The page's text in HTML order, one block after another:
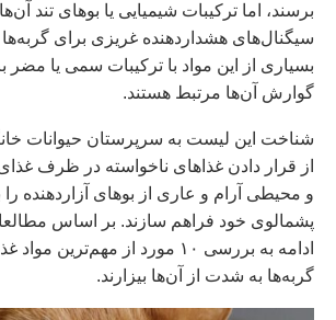
برسند، اما ترکیبات شیمیایی یا بوهای تند
سیگنال‌های هشداردهنده غریزی برای گربه‌ها
بسیاری از این مواد با ترکیبات سمی یا
گوارش آن‌ها مرتبط هستند.
شناخت این لیست به سرپرستان حیوانات
از قرار دادن غذاهای ناخواسته در ظرف
و محیطی آرام و عاری از بوهای آزاردهنده
پشمالوی خود فراهم سازند. بر اساس
ادامه به بررسی ۱۰ مورد از
گربه‌ها به شدت از آن‌ها بیزارند.